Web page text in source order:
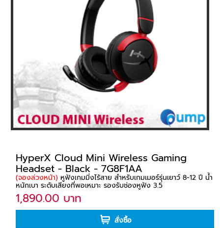
HyperX Cloud Mini Wireless Gaming
Headset - Black - 7G8F1AA
(จองล่วงหน้า) หูฟังเกมมิ่งไร้สาย สำหรับเกมเมอร์รุ่นเยาว์ 8-12 ปี น้ำ
หนักเบา ระดับเสียงที่พอเหมาะ รองรับช่องหูฟัง 3.5
1,890.00 บาท
สั่งซื้อ